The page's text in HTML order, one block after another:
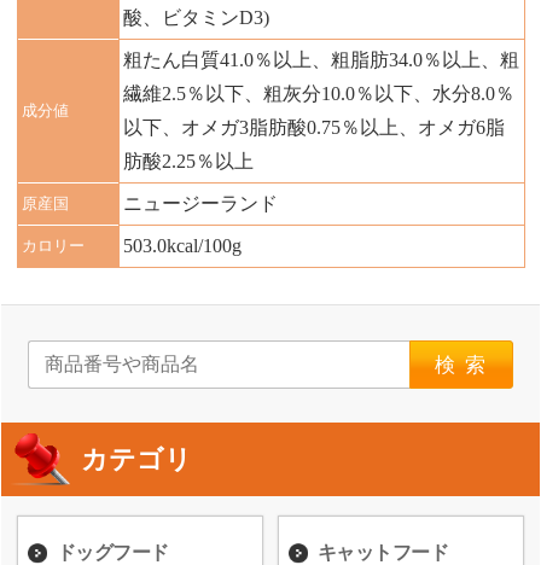
酸、ビタミンD3)
成分値
粗たん白質41.0％以上、粗脂肪34.0％以上、粗
繊維2.5％以下、粗灰分10.0％以下、水分8.0％
以下、オメガ3脂肪酸0.75％以上、オメガ6脂
肪酸2.25％以上
原産国 ニュージーランド
カロリー 503.0kcal/100g
検索
カテゴリ
ドッグフード キャットフード